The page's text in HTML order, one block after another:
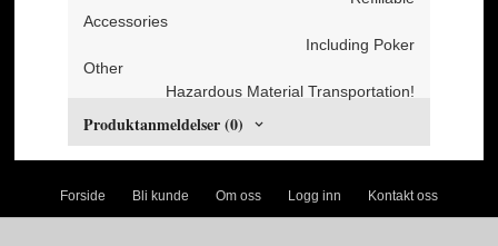
Accessories
Including Poker
Other
Hazardous Material Transportation!
Produktanmeldelser (0)
Forside Bli kunde Om oss Logg inn Kontakt oss